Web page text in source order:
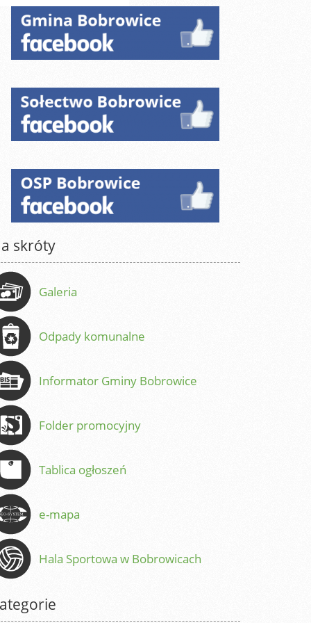
skróty
Galeria
Odpady komunalne
Informator Gminy Bobrowice
Folder promocyjny
Tablica ogłoszeń
e-mapa
Hala Sportowa w Bobrowicach